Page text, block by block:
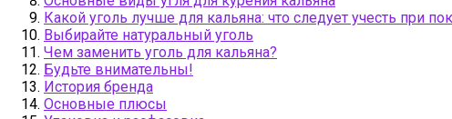
Какой уголь лучше для кальяна: что следует учесть при
Выбирайте натуральный уголь
Чем заменить уголь для кальяна?
Будьте внимательны!
История бренда
Основные плюсы